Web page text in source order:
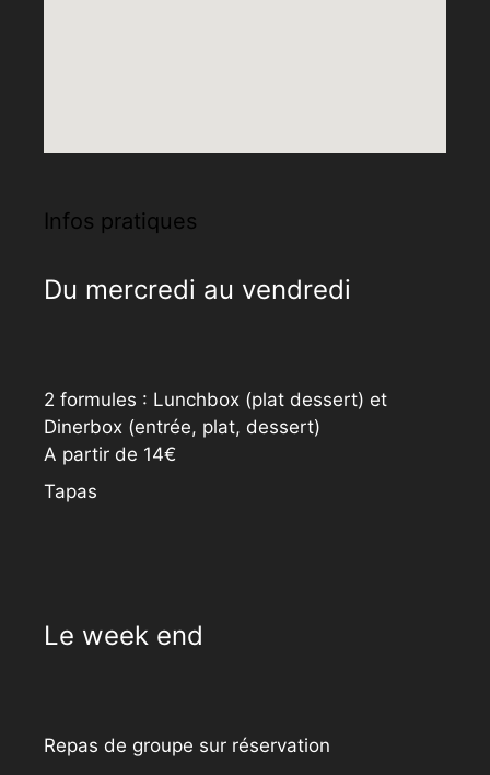
Infos pratiques
Du mercredi au vendredi
2 formules : Lunchbox (plat dessert) et
Dinerbox (entrée, plat, dessert)
A partir de 14€
Tapas
Le week end
Repas de groupe sur réservation